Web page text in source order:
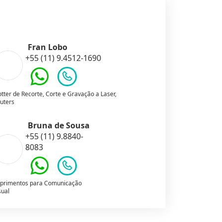
Fran Lobo
+55 (11) 9.4512-1690
de Recorte, Corte e Gravação a Laser,
Bruna de Sousa
+55 (11) 9.8840-
8083
para Comunicação